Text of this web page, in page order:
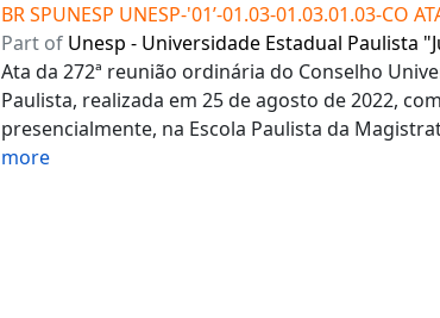
BR SPUNESP UNESP-'01’-01.03-01.03.01.03-CO
Part of Unesp - Universidade Estadual Paulista
Ata da 272ª reunião ordinária do Conselho
Paulista, realizada em 25 de agosto de 2022,
presencialmente, na Escola Paulista da
more